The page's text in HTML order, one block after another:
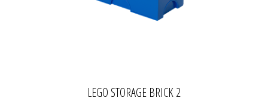
LEGO STORAGE BRICK 2